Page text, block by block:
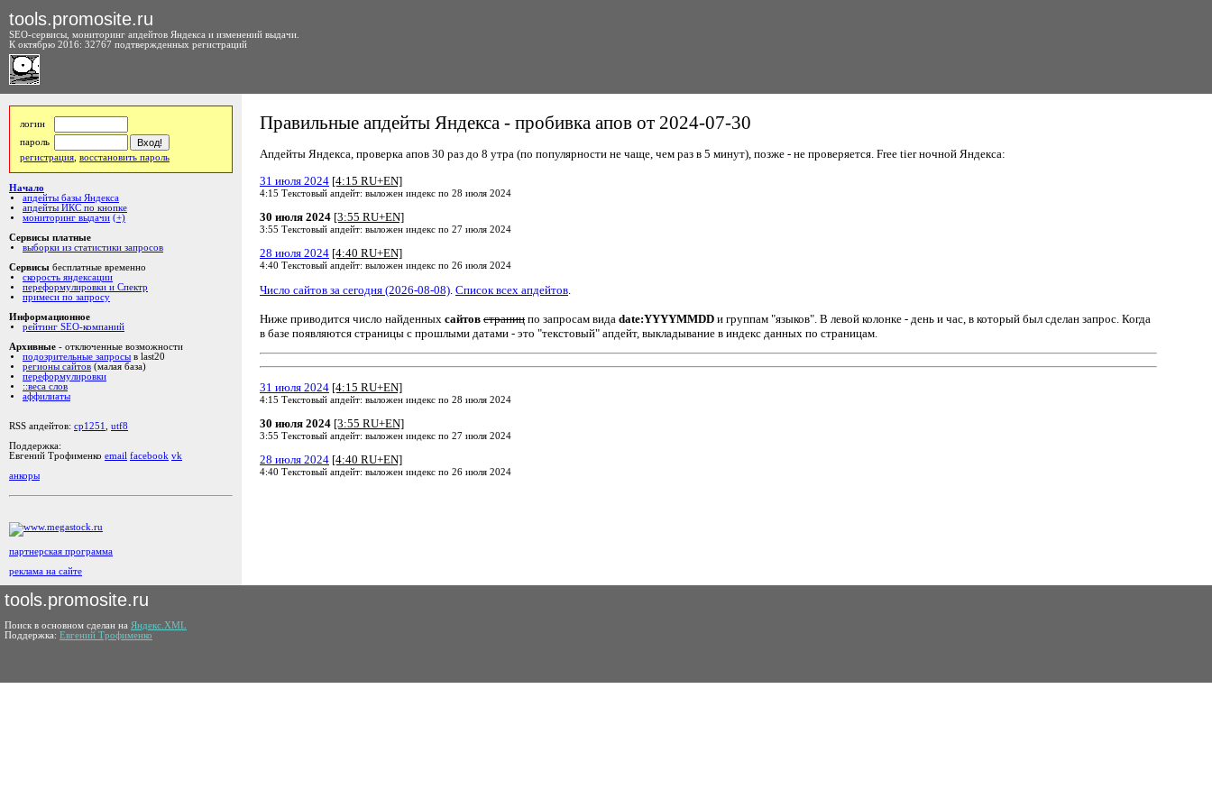
tools.promosite.ru
SEO-сервисы, мониторинг апдейтов Яндекса и изменений выдачи.
К октябрю 2016: 32767 подтвержденных регистраций
логин
пароль
регистрация восстановить пароль
Начало
апдейты базы Яндекса
апдейты ИКС по кнопке
мониторинг выдачи (+)
Сервисы платные
выборки из статистики запросов
Сервисы бесплатные временно
скорость яндексации
переформулировки и Спектр
примеси по запросу
Информационное
рейтинг SEO-компаний
Архивные - отключенные возможности
подозрительные запросы в last20
регионы сайтов (малая база)
переформулировки
::веса слов
аффилиаты
RSS апдейтов: cp1251
utf8
Поддержка:
Евгений Трофименко email facebook vk
анкоры
партнерская программа
реклама на сайте
Правильные апдейты Яндекса - пробивка апов от 2024-07-30
Апдейты Яндекса, проверка апов 30 раз до 8 утра (по популярности не чаще, чем раз в 5 минут), позже - не проверяется. Free tier ночной Яндекса:
31 июля 2024 [4:15 RU+EN]
4:15 Текстовый апдейт: выложен индекс по 28 июля 2024
30 июля 2024 [3:55 RU+EN]
3:55 Текстовый апдейт: выложен индекс по 27 июля 2024
28 июля 2024 [4:40 RU+EN]
4:40 Текстовый апдейт: выложен индекс по 26 июля 2024
Число сайтов за сегодня (2026-08-08) Список всех апдейтов
Ниже приводится число найденных сайтов страниц по запросам вида date:YYYYMMDD и группам "языков". В левой колонке - день и час, в который был сделан запрос. Когда
в базе появляются страницы с прошлыми датами - это "текстовый" апдейт, выкладывание в индекс данных по страницам.
31 июля 2024 [4:15 RU+EN]
4:15 Текстовый апдейт: выложен индекс по 28 июля 2024
30 июля 2024 [3:55 RU+EN]
3:55 Текстовый апдейт: выложен индекс по 27 июля 2024
28 июля 2024 [4:40 RU+EN]
4:40 Текстовый апдейт: выложен индекс по 26 июля 2024
tools.promosite.ru
Поиск в основном сделан на Яндекс.XML
Поддержка: Евгений Трофименко